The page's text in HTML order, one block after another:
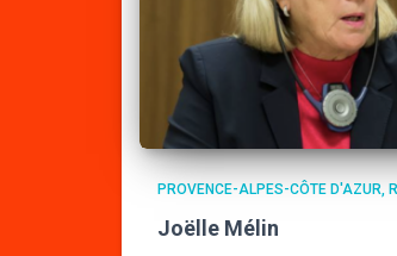
PROVENCE-ALPES-CÔTE D'AZUR
Joëlle Mélin